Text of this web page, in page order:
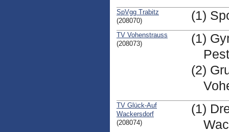
SpVgg Trabitz
(208070)
(1)
TV Vohenstrauss
(208073)
(1)
(2)
TV Glück-Auf
Wackersdorf
(208074)
(1)